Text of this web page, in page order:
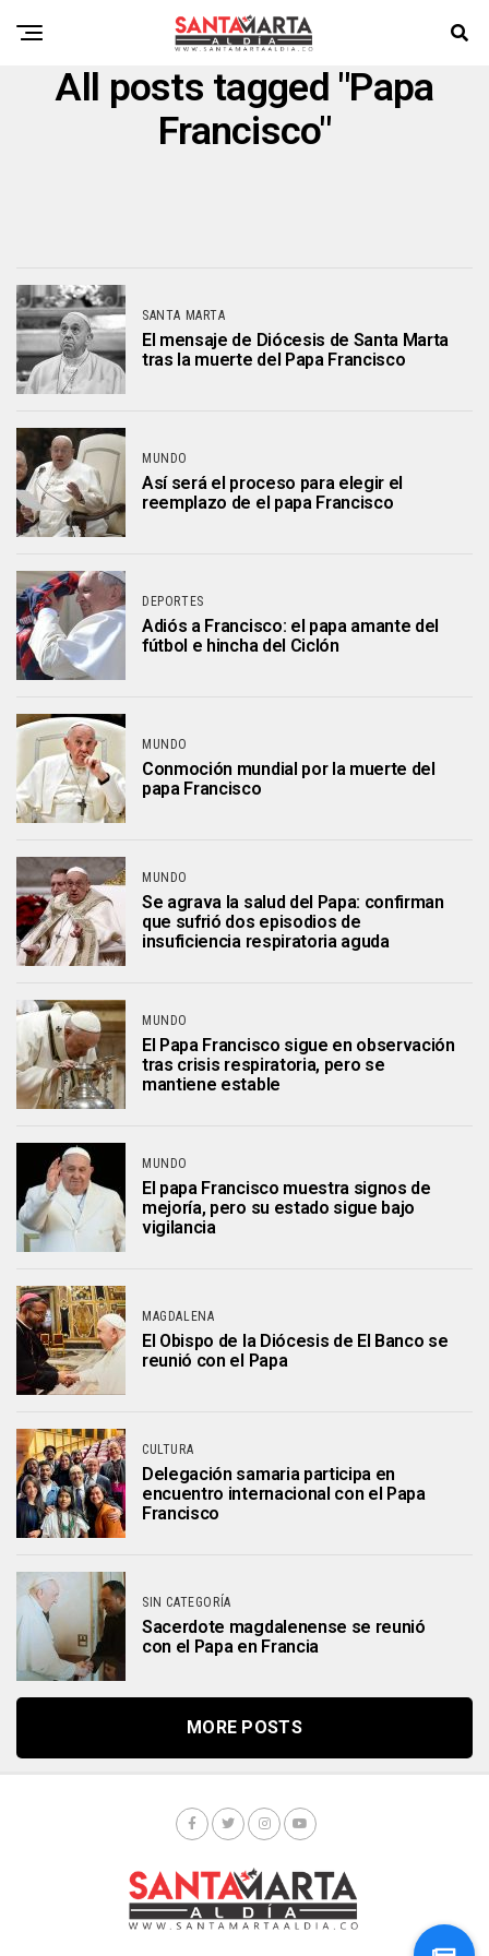
All posts tagged "Papa
Francisco"
SANTA MARTA
El mensaje de Diócesis de Santa Marta
tras la muerte del Papa Francisco
MUNDO
Así será el proceso para elegir el
reemplazo de el papa Francisco
DEPORTES
Adiós a Francisco: el papa amante del
fútbol e hincha del Ciclón
MUNDO
Conmoción mundial por la muerte del
papa Francisco
MUNDO
Se agrava la salud del Papa: confirman
que sufrió dos episodios de
insuficiencia respiratoria aguda
MUNDO
El Papa Francisco sigue en observación
tras crisis respiratoria, pero se
mantiene estable
MUNDO
El papa Francisco muestra signos de
mejoría, pero su estado sigue bajo
vigilancia
MAGDALENA
El Obispo de la Diócesis de El Banco se
reunió con el Papa
CULTURA
Delegación samaria participa en
encuentro internacional con el Papa
Francisco
SIN CATEGORÍA
Sacerdote magdalenense se reunió
con el Papa en Francia
MORE POSTS